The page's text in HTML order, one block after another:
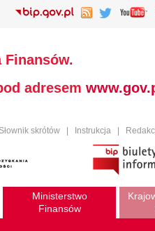
adresem
Słownik skrótów Instrukcja
Ministerstwo
Finansów